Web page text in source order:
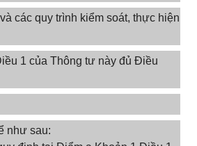
các quy trình kiểm soát, thực hiện
1 của Thông tư này đủ Điều
như sau: